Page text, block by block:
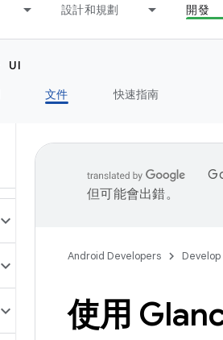
設計和規劃 開發
UI
文件 快速指南
但可能會出錯。
Android Developers Develop
使用